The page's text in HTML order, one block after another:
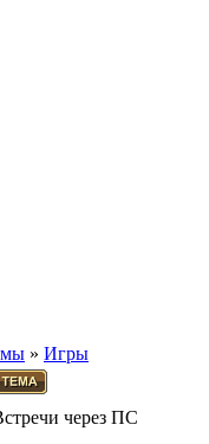
» Игры
через ПС